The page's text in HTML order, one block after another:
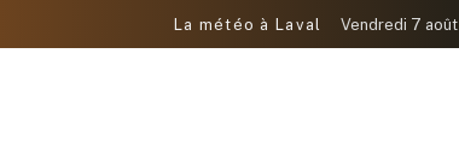
La météo à Laval Vendredi 7 août